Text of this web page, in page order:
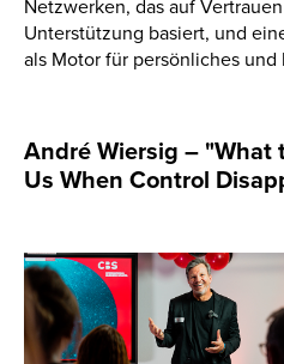
Netzwerken, das auf
Unterstützung basiert, und
als Motor für persönliches und
André Wiersig – "What
Us When Control